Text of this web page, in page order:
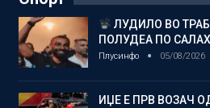
ЛУДИЛО ВО
ПОЛУДЕА ПО САЛАХ
Плусинфо 05/08/2026
ИЏЕ Е ПРВ ВОЗАЧ